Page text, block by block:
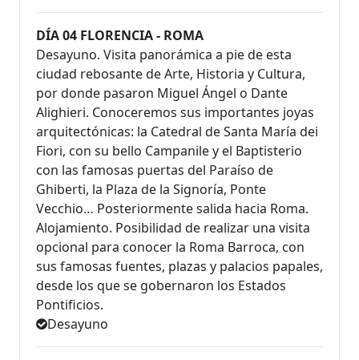
DÍA 04 FLORENCIA - ROMA
Desayuno. Visita panorámica a pie de esta
ciudad rebosante de Arte, Historia y Cultura,
por donde pasaron Miguel Ángel o Dante
Alighieri. Conoceremos sus importantes joyas
arquitectónicas: la Catedral de Santa María dei
Fiori, con su bello Campanile y el Baptisterio
con las famosas puertas del Paraíso de
Ghiberti, la Plaza de la Signoría, Ponte
Vecchio… Posteriormente salida hacia Roma.
Alojamiento. Posibilidad de realizar una visita
opcional para conocer la Roma Barroca, con
sus famosas fuentes, plazas y palacios papales,
desde los que se gobernaron los Estados
Pontificios.
Desayuno